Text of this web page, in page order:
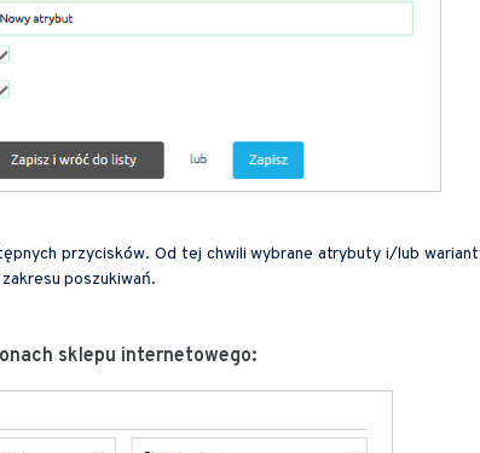
przycisków. Od tej chwili wybrane atrybuty i/lub
poszukiwań.
sklepu internetowego: